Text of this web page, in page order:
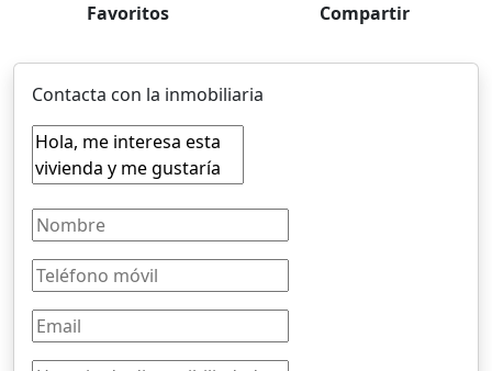
Favoritos Compartir
Contacta con la inmobiliaria